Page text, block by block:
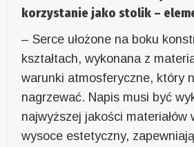
korzystanie jako stolik –
– Serce ułożone na boku
kształtach, wykonana z
warunki atmosferyczne, który
nagrzewać. Napis musi być
najwyższej jakości materiałów
wysoce estetyczny,